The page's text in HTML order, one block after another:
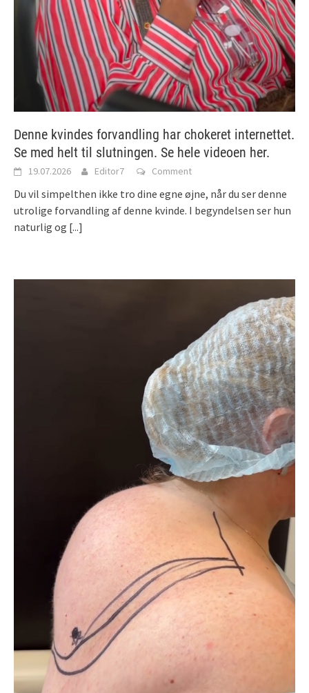
Denne kvindes forvandling har chokeret internettet.
Se med helt til slutningen. Se hele videoen her.
19.07.2026 Editor7 Comment
Du vil simpelthen ikke tro dine egne øjne, når du ser denne
utrolige forvandling af denne kvinde. I begyndelsen ser hun
naturlig og [...]